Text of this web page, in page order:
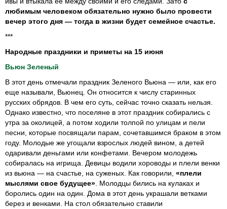
любимым человеком обязательно нужно было провести
вечер этого дня — тогда в жизни будет семейное счастье.
***
Народные праздники и приметы на 15 июня
Вьюн Зеленый
В этот день отмечали праздник Зеленого Вьюна — или, как его
еще называли, Вьюнец. Он относится к числу старинных
русских обрядов. В чем его суть, сейчас точно сказать нельзя.
Однако известно, что поселяне в этот праздник собирались с
утра за околицей, а потом ходили толпой по улицам и пели
песни, которые посвящали парам, сочетавшимся браком в этом
году. Молодые же угощали взрослых людей вином, а детей
одаривали деньгами или конфетами. Вечером молодежь
собиралась на игрища. Девицы водили хороводы и плели венки
из вьюна — на счастье, на суженых. Как говорили, «плели
мыслями свое будущее» . Молодцы бились на кулаках и
боролись один на один. Дома в этот день украшали ветками
берез и венками. На стол обязательно ставили